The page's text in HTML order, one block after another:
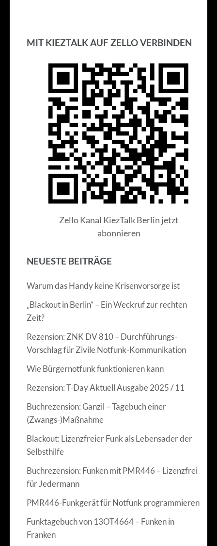
MIT KIEZTALK AUF ZELLO VERBINDEN
Zello Kanal KiezTalk Berlin jetzt
abonnieren
NEUESTE BEITRÄGE
Warum das Handy keine Krisenvorsorge ist
„Blackout in Berlin“ – Ein Weckruf zur rechten
Zeit?
Rezension: ZNK DV 810 – Durchführungs-
Vorschlag für Zivile Notfunk-Kommunikation
Wie Bürgernotfunk funktionieren kann
Rezension: T-Day Aktuell Ausgabe 2025 / 11
Buchrezension: Ganzil – Tagebuch einer
(Zwangs-)Maßnahme
Blackout: Lizenzfreier Funk als Lebensader der
Selbsthilfe
Buchrezension: Funken mit PMR446 – Lizenzfrei
für Jedermann
PMR446-Funkgerät für Notfunk programmieren
Funktagebuch von 13OT4664 – Funken in
Franken